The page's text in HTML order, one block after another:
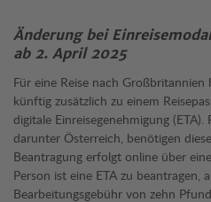
Änderung bei
ab 2. April 2025
Für eine Reise nach
künftig zusätzlich zu einem
digitale Einreisegenehmigung (ETA).
darunter Österreich, benötigen
Beantragung erfolgt online über
Person ist eine ETA zu beantragen,
Bearbeitungsgebühr von zehn